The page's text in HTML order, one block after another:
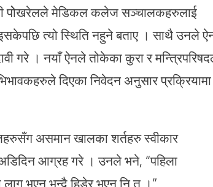
पोेखरेलले मेडिकल कलेज सञ्चालकहरुलाई
त्यो स्थिति नहुने बताए । साथै उनले
गरे । नयाँ ऐनले तोकेका कुरा र
दिएका निवेदन अनुसार प्रक्रियामा
असमान खालका शर्तहरु स्वीकार
आग्रह गरे । उनले भने, “पहिला